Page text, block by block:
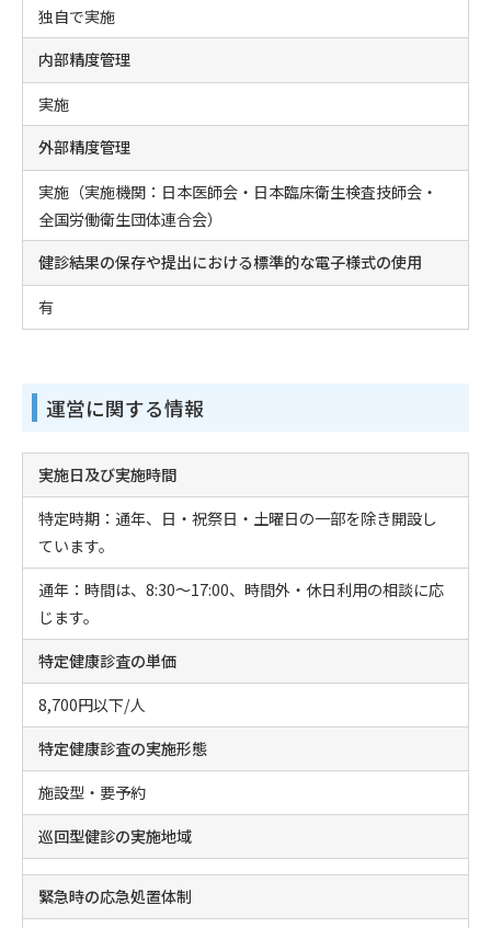
独自で実施
内部精度管理
実施
外部精度管理
実施（実施機関：日本医師会・日本臨床衛生検査技師会・
全国労働衛生団体連合会）
健診結果の保存や提出における標準的な電子様式の使用
有
運営に関する情報
実施日及び実施時間
特定時期：通年、日・祝祭日・土曜日の一部を除き開設し
ています。
通年：時間は、8:30～17:00、時間外・休日利用の相談に応
じます。
特定健康診査の単価
8,700円以下/人
特定健康診査の実施形態
施設型・要予約
巡回型健診の実施地域
緊急時の応急処置体制